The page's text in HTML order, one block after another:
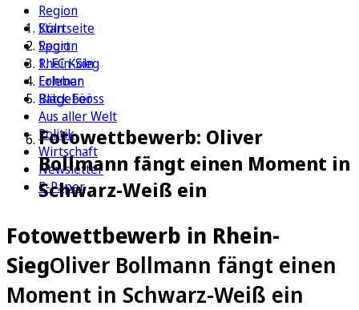
Region
Köln
Sport
1. FC Köln
Erleben
Ratgeber
Aus aller Welt
Politik
Wirtschaft
Newsletter
E-Paper
Startseite
Region
Rhein-Sieg
Lohmar
Bläck Fööss
Fotowettbewerb: Oliver
Bollmann fängt einen Moment in
Schwarz-Weiß ein
Fotowettbewerb in Rhein-
SiegOliver Bollmann fängt einen
Moment in Schwarz-Weiß ein